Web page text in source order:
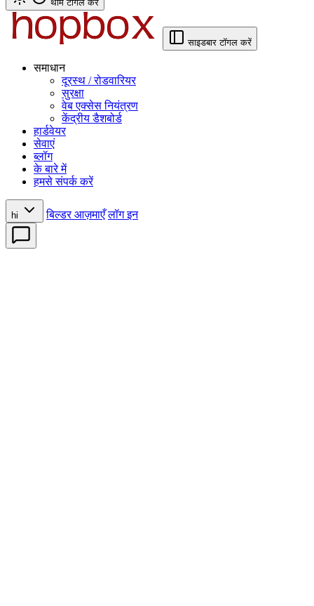
थीम टॉगल करें
साइडबार टॉगल करें
समाधान
दूरस्थ / रोडवारियर
सुरक्षा
वेब एक्सेस नियंत्रण
केंद्रीय डैशबोर्ड
हार्डवेयर
सेवाएं
ब्लॉग
के बारे में
हमसे संपर्क करें
hi बिल्डर आज़माएँ लॉग इन